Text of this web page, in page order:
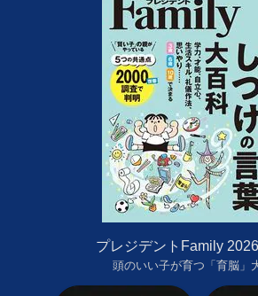
プレジデントFamily
頭のいい子が育つ「育脳」